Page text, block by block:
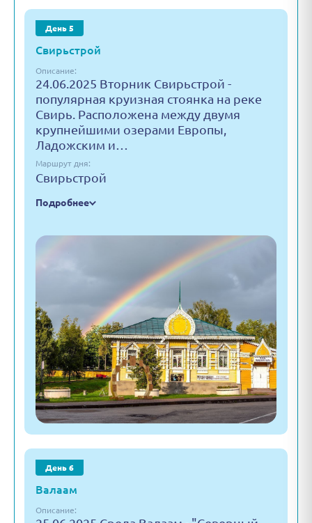
День 5
Свирьстрой
Описание:
24.06.2025 Вторник Свирьстрой -
популярная круизная стоянка на реке
Свирь. Расположена между двумя
крупнейшими озерами Европы,
Ладожским и…
Маршрут дня:
Свирьстрой
Подробнее
День 6
Валаам
Описание: